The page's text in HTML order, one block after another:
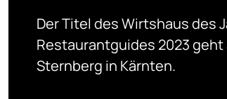
Der Titel des Wirtshaus des
Restaurantguides 2023
Sternberg in Kärnten.